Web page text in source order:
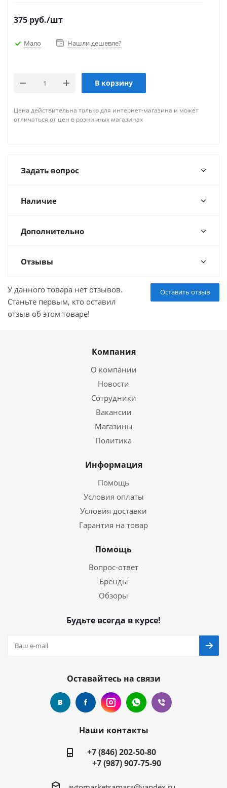
375 руб./шт
Мало Нашли дешевле?
В корзину
Цена действительна только для интернет-магазина и может
отличаться от цен в розничных магазинах
Задать вопрос
Наличие
Дополнительно
Отзывы
Оставить отзыв
У данного товара нет отзывов.
Станьте первым, кто оставил
отзыв об этом товаре!
Компания
О компании
Новости
Сотрудники
Вакансии
Магазины
Политика
Информация
Помощь
Условия оплаты
Условия доставки
Гарантия на товар
Помощь
Вопрос-ответ
Бренды
Обзоры
Будьте всегда в курсе!
Оставайтесь на связи
Наши контакты
+7 (846) 202-50-80
+7 (987) 907-75-90